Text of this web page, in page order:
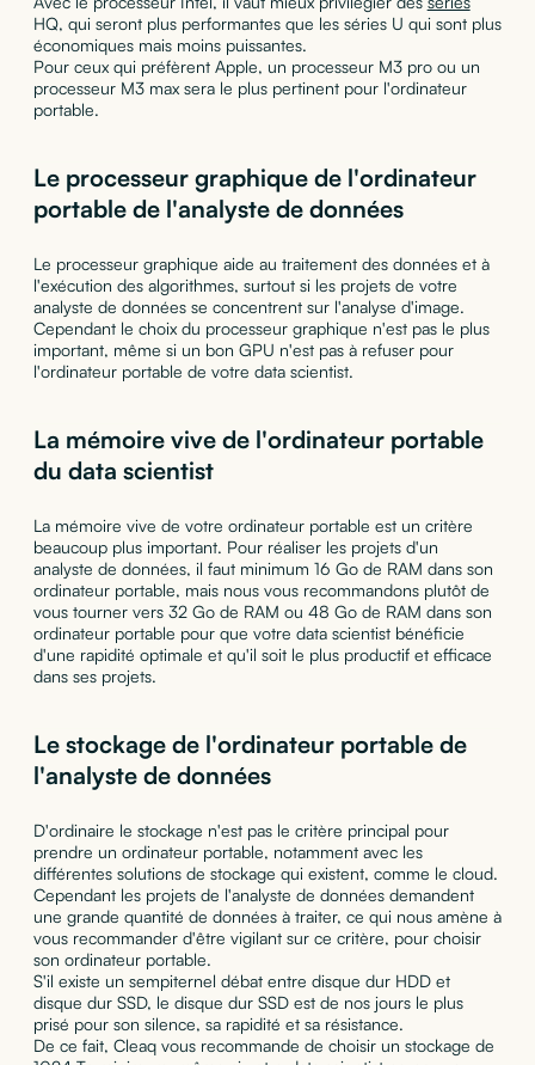
HQ, qui seront plus performantes que les séries U qui sont plus
économiques mais moins puissantes.
Pour ceux qui préfèrent Apple, un processeur M3 pro ou un
processeur M3 max sera le plus pertinent pour l'ordinateur
portable.
Le processeur graphique de l'ordinateur
portable de l'analyste de données
Le processeur graphique aide au traitement des données et à
l'exécution des algorithmes, surtout si les projets de votre
analyste de données se concentrent sur l'analyse d'image.
Cependant le choix du processeur graphique n'est pas le plus
important, même si un bon GPU n'est pas à refuser pour
l'ordinateur portable de votre data scientist.
La mémoire vive de l'ordinateur portable
du data scientist
La mémoire vive de votre ordinateur portable est un critère
beaucoup plus important. Pour réaliser les projets d'un
analyste de données, il faut minimum 16 Go de RAM dans son
ordinateur portable, mais nous vous recommandons plutôt de
vous tourner vers 32 Go de RAM ou 48 Go de RAM dans son
ordinateur portable pour que votre data scientist bénéficie
d'une rapidité optimale et qu'il soit le plus productif et efficace
dans ses projets.
Le stockage de l'ordinateur portable de
l'analyste de données
D'ordinaire le stockage n'est pas le critère principal pour
prendre un ordinateur portable, notamment avec les
différentes solutions de stockage qui existent, comme le cloud.
Cependant les projets de l'analyste de données demandent
une grande quantité de données à traiter, ce qui nous amène à
vous recommander d'être vigilant sur ce critère, pour choisir
son ordinateur portable.
S'il existe un sempiternel débat entre disque dur HDD et
disque dur SSD, le disque dur SSD est de nos jours le plus
prisé pour son silence, sa rapidité et sa résistance.
De ce fait, Cleaq vous recommande de choisir un stockage de